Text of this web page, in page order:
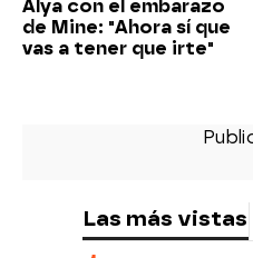
Alya con el embarazo
de Mine: "Ahora sí que
vas a tener que irte"
Las más vistas